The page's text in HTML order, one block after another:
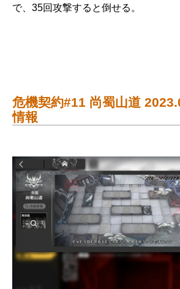
で、35回攻撃すると倒せる。
危機契約#11 尚蜀山道
情報